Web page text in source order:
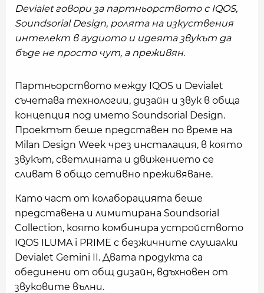
Devialet говори за партньорството с IQOS,
Soundsorial Design, ролята на изкуствения
интелект в аудиото и идеята звукът да
бъде не просто чут, а преживян.
Партньорството между IQOS и Devialet
съчетава технологии, дизайн и звук в обща
концепция под името Soundsorial Design.
Проектът беше представен по време на
Milan Design Week чрез инсталация, в която
звукът, светлината и движението се
сливат в общо сетивно преживяване.
Като част от колаборацията беше
представена и лимитирана Soundsorial
Collection, която комбинира устройството
IQOS ILUMA i PRIME с безжичните слушалки
Devialet Gemini II. Двата продукта са
обединени от общ дизайн, вдъхновен от
звуковите вълни.